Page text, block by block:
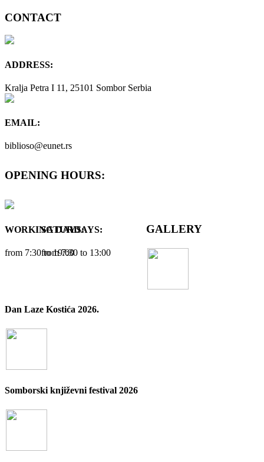
CONTACT
ADDRESS:
Kralja Petra I 11, 25101 Sombor Serbia
EMAIL:
biblioso@eunet.rs
OPENING HOURS:
WORKING DAYS:
from 7:30 tо 19:00
SATURDAYS:
from 7:30 tо 13:00
GALLERY
Dan Laze Kostića 2026.
Somborski književni festival 2026